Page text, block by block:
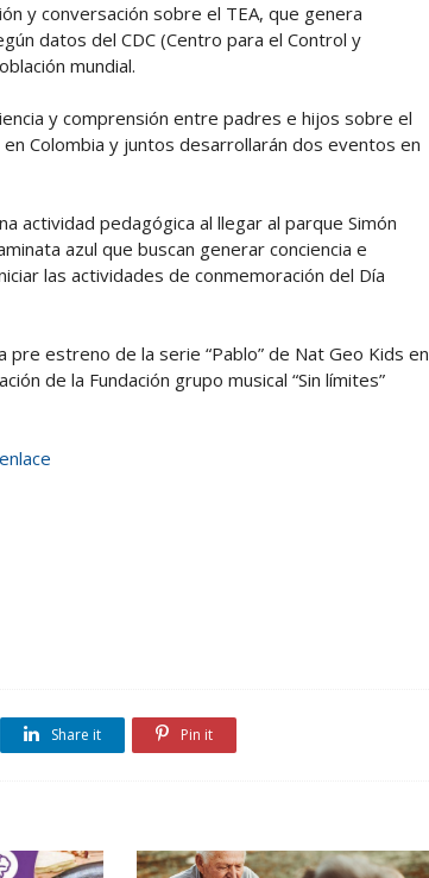
y conversación sobre el TEA, que genera
datos del CDC (Centro para el Control y
mundial.
y comprensión entre padres e hijos sobre el
Colombia y juntos desarrollarán dos eventos en
pedagógica al llegar al parque Simón
azul que buscan generar conciencia e
las actividades de conmemoración del Día
estreno de la serie “Pablo” de Nat Geo Kids en
de la Fundación grupo musical “Sin límites”
Share it Pin it